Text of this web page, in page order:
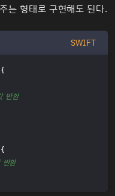
는 형태로 구현해도 된다.
SWIFT
{
반환
{
반환